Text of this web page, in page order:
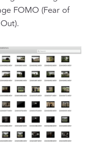
FOMO (Fear of